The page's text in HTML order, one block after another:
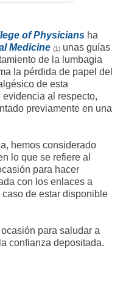
of Physicians ha
Medicine (1) unas guías
de la lumbagia
la pérdida de papel del
de esta
al respecto,
previamente en una
hemos considerado
lo que se refiere al
para hacer
con los enlaces a
de estar disponible
para saludar a
confianza depositada.